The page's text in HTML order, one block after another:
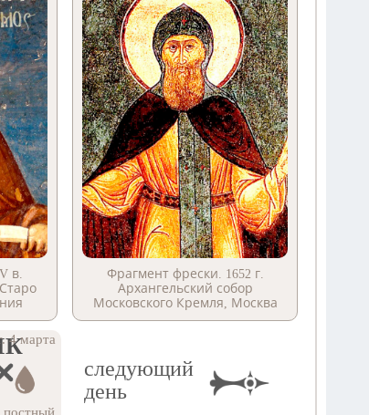
в.
Фрагмент фрески. 1652 г.
Архангельский собор
Московского Кремля, Москва
4 марта
следующий
день